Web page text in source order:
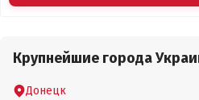
Крупнейшие города
Донецк